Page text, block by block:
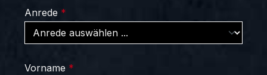
Anrede *
Vorname *